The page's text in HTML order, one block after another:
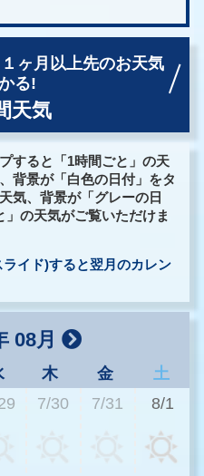
１ヶ月以上先のお天気
る!
天気
すると「1時間ごと」の天
背景が「白色の日付」をタ
気、背景が「グレーの日
の天気がご覧いただけま
イド)すると翌月のカレン
08月
木 金
土
7/30 7/31 8/1